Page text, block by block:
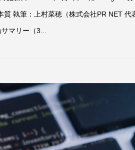
質 執筆：上村菜穂（株式会社PR NET
マリー（3...